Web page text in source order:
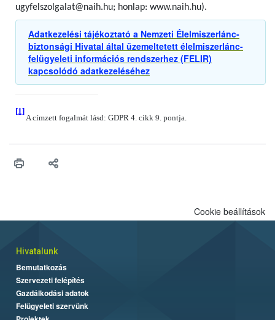
ugyfelszolgalat@naih.hu; honlap: www.naih.hu).
Adatkezelési tájékoztató a Nemzeti Élelmiszerlánc-
biztonsági Hivatal által üzemeltetett élelmiszerlánc-
felügyeleti információs rendszerhez (FELIR)
kapcsolódó adatkezeléséhez
[1]
A címzett fogalmát lásd: GDPR 4. cikk 9. pontja.
Cookie beállítások
Hivatalunk
Bemutatkozás
Szervezeti felépítés
Gazdálkodási adatok
Felügyeleti szervünk